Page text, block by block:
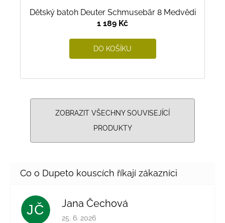
Dětský batoh Deuter Schmusebär 8 Medvědi
1 189 Kč
DO KOŠÍKU
ZOBRAZIT VŠECHNY SOUVISEJÍCÍ
PRODUKTY
JČ Jana Čechová
Hodnocení obchodu je 5 z 5 hvězdiček.
25. 6. 2026